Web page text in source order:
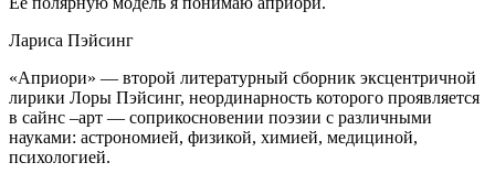
Лариса Пэйсинг
«Априори» — второй литературный сборник эксцентричной
лирики Лоры Пэйсинг, неординарность которого проявляется
в сайнс –арт — соприкосновении поэзии с различными
науками: астрономией, физикой, химией, медициной,
психологией.